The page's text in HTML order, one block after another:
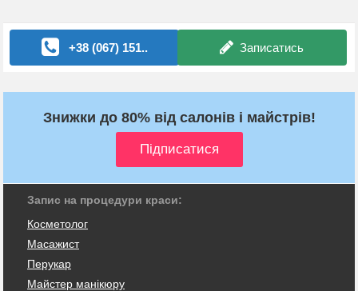
+38 (067) 151.. Записатись
Знижки до 80% від салонів і майстрів!
Запис на процедури краси:
Косметолог
Масажист
Перукар
Майстер манікюру